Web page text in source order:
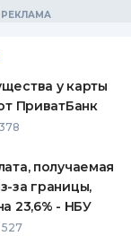
у карты
ПриватБанк
378
получаемая
за границы,
23,6% - НБУ
527